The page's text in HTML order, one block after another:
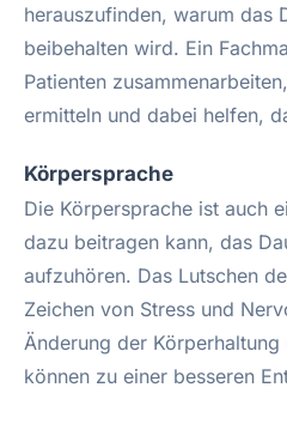
herauszufinden, warum das
beibehalten wird. Ein
Patienten
ermitteln und dabei helfen,
Körpersprache
Die Körpersprache ist auch
dazu beitragen kann, das
aufzuhören. Das Lutschen
Zeichen von Stress und
Änderung der
können zu einer besseren